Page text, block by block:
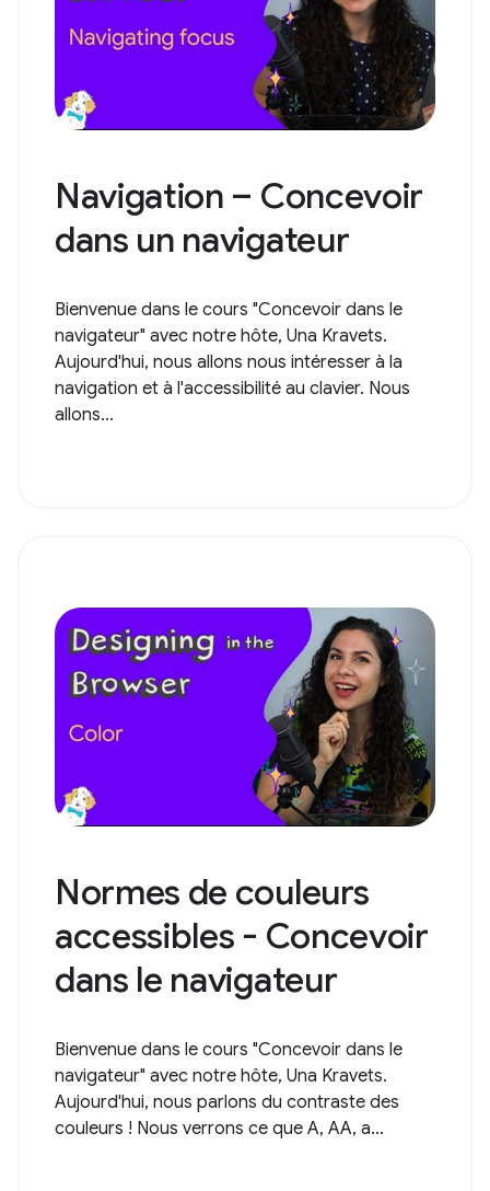
Navigation – Concevoir
dans un navigateur
Bienvenue dans le cours "Concevoir dans le
navigateur" avec notre hôte, Una Kravets.
Aujourd'hui, nous allons nous intéresser à la
navigation et à l'accessibilité au clavier. Nous
allons...
Normes de couleurs
accessibles - Concevoir
dans le navigateur
Bienvenue dans le cours "Concevoir dans le
navigateur" avec notre hôte, Una Kravets.
Aujourd'hui, nous parlons du contraste des
couleurs ! Nous verrons ce que A, AA, a...